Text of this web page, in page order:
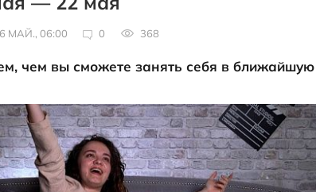
МАЙ., 06:00 0 368
чем вы сможете занять себя в